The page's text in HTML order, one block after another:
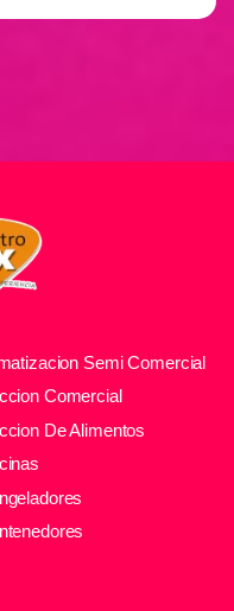
Semi Comercial
Comercial
De Alimentos